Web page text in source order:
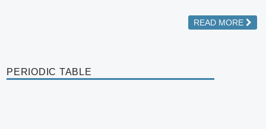
READ MORE
PERIODIC TABLE